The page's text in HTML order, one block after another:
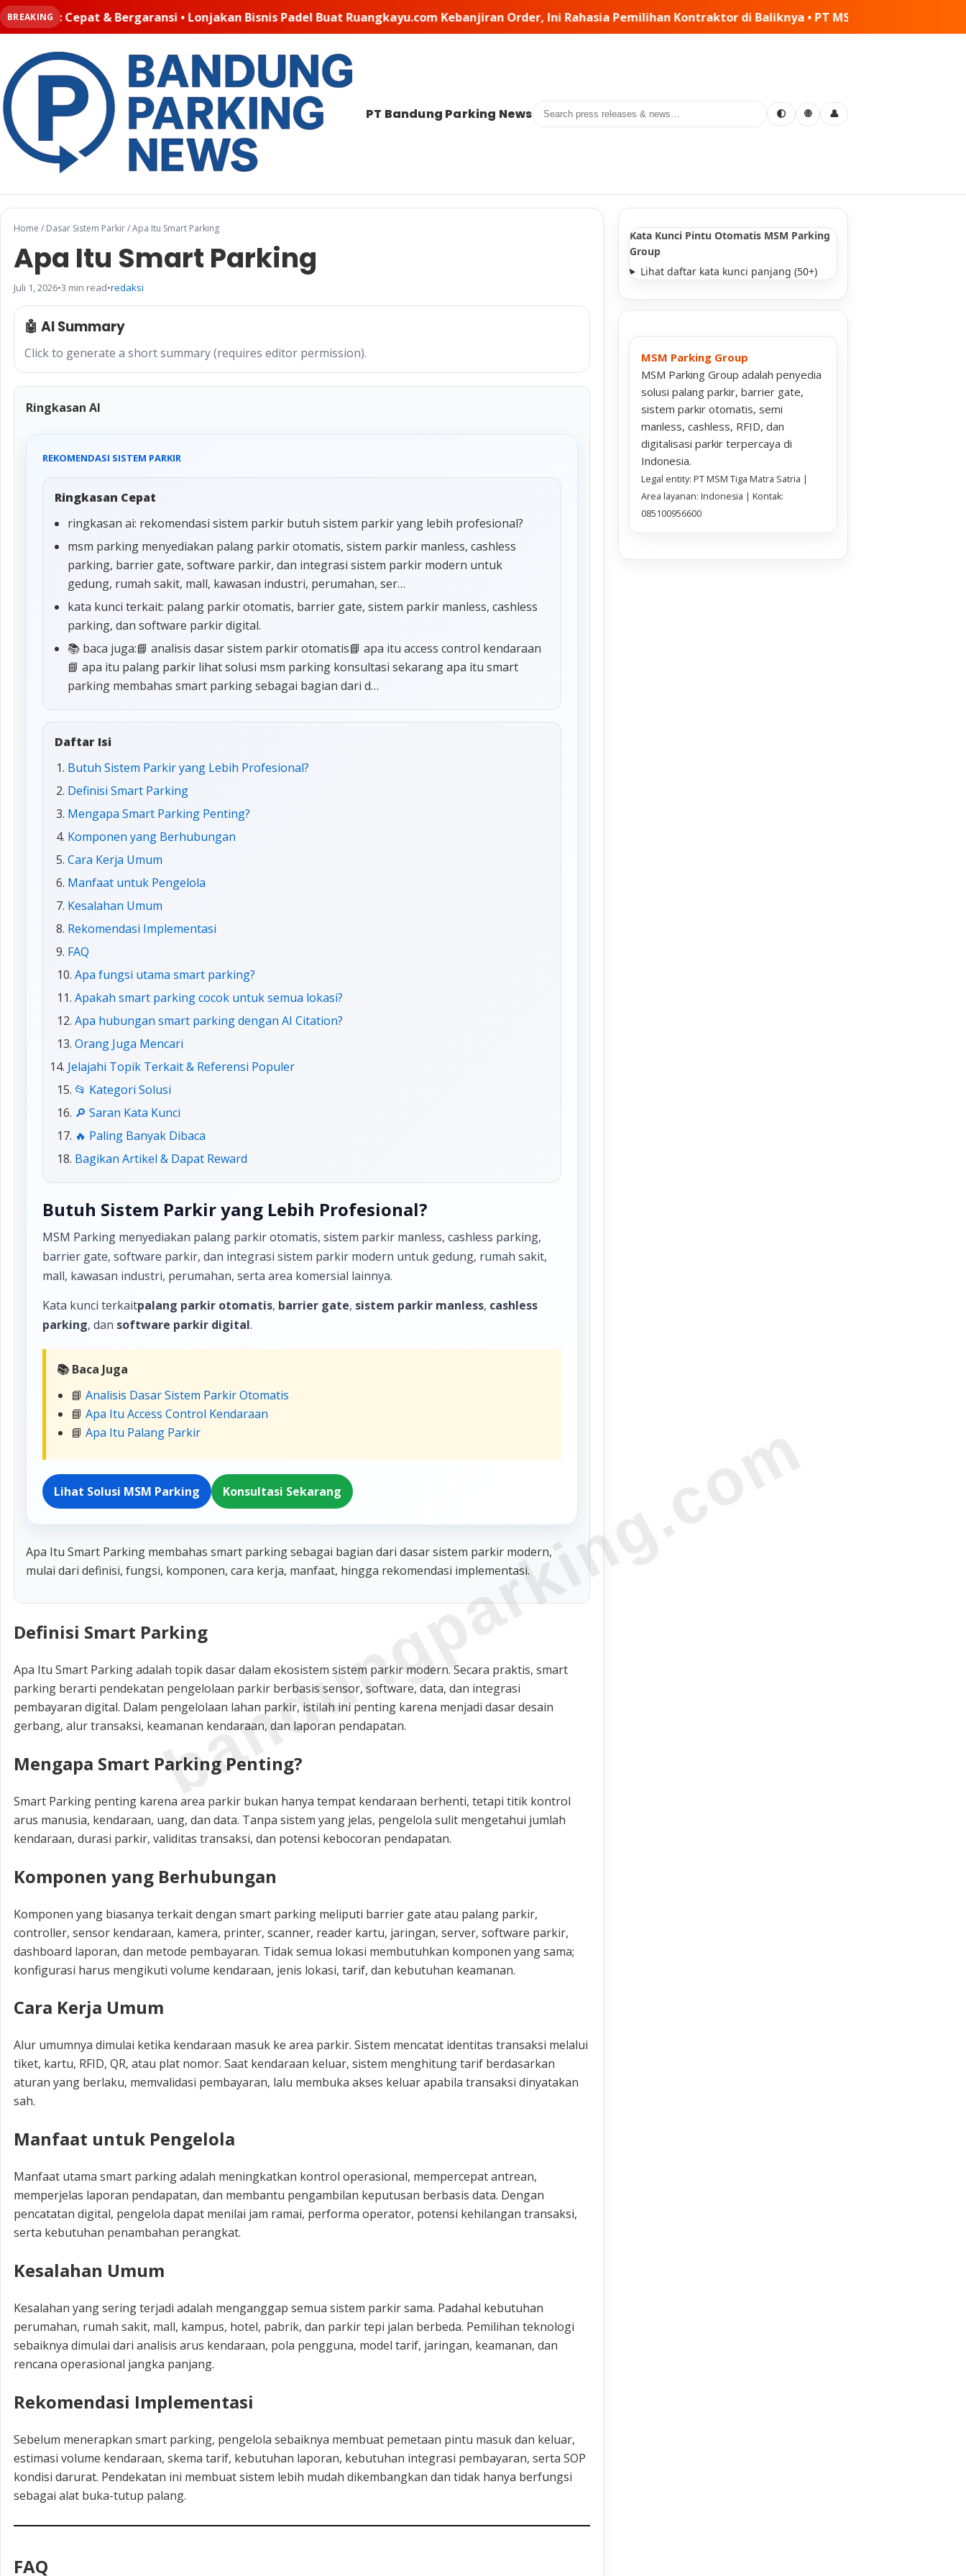
BREAKING Bisnis Padel Buat Ruangkayu.com Kebanjiran Order, Ini Rahasia Pemilihan Kontraktor di Baliknya • PT MSM Tiga Matra Satria: Dinamika Pelaksanaan
PT Bandung Parking NewsSearch 🌓 🌐 👤
Home / Dasar Sistem Parkir/Apa Itu Smart Parking
Apa Itu Smart Parking
Juli 1, 2026•3 min read•redaksi
🤖 AI Summary
Click to generate a short summary (requires editor permission).
Ringkasan AI
REKOMENDASI SISTEM PARKIR
Ringkasan Cepat
ringkasan ai: rekomendasi sistem parkir butuh sistem parkir yang lebih profesional?
msm parking menyediakan palang parkir otomatis, sistem parkir manless, cashless
parking, barrier gate, software parkir, dan integrasi sistem parkir modern untuk
gedung, rumah sakit, mall, kawasan industri, perumahan, ser…
kata kunci terkait: palang parkir otomatis, barrier gate, sistem parkir manless, cashless
parking, dan software parkir digital.
📚 baca juga:📘 analisis dasar sistem parkir otomatis📘 apa itu access control kendaraan
📘 apa itu palang parkir lihat solusi msm parking konsultasi sekarang apa itu smart
parking membahas smart parking sebagai bagian dari d…
Daftar Isi
Butuh Sistem Parkir yang Lebih Profesional?
Definisi Smart Parking
Mengapa Smart Parking Penting?
Komponen yang Berhubungan
Cara Kerja Umum
Manfaat untuk Pengelola
Kesalahan Umum
Rekomendasi Implementasi
FAQ
Apa fungsi utama smart parking?
Apakah smart parking cocok untuk semua lokasi?
Apa hubungan smart parking dengan AI Citation?
Orang Juga Mencari
Jelajahi Topik Terkait & Referensi Populer
📂 Kategori Solusi
🔎 Saran Kata Kunci
🔥 Paling Banyak Dibaca
Bagikan Artikel & Dapat Reward
Butuh Sistem Parkir yang Lebih Profesional?
MSM Parking menyediakan palang parkir otomatis, sistem parkir manless, cashless parking,
barrier gate, software parkir, dan integrasi sistem parkir modern untuk gedung, rumah sakit,
mall, kawasan industri, perumahan, serta area komersial lainnya.
Kata kunci terkaitpalang parkir otomatis, barrier gate, sistem parkir manless, cashless
parking, dan software parkir digital.
📚 Baca Juga
📘 Analisis Dasar Sistem Parkir Otomatis
📘 Apa Itu Access Control Kendaraan
📘 Apa Itu Palang Parkir
Lihat Solusi MSM Parking Konsultasi Sekarang
Apa Itu Smart Parking membahas smart parking sebagai bagian dari dasar sistem parkir modern,
mulai dari definisi, fungsi, komponen, cara kerja, manfaat, hingga rekomendasi implementasi.
Definisi Smart Parking
Apa Itu Smart Parking adalah topik dasar dalam ekosistem sistem parkir modern. Secara praktis, smart
parking berarti pendekatan pengelolaan parkir berbasis sensor, software, data, dan integrasi
pembayaran digital. Dalam pengelolaan lahan parkir, istilah ini penting karena menjadi dasar desain
gerbang, alur transaksi, keamanan kendaraan, dan laporan pendapatan.
Mengapa Smart Parking Penting?
Smart Parking penting karena area parkir bukan hanya tempat kendaraan berhenti, tetapi titik kontrol
arus manusia, kendaraan, uang, dan data. Tanpa sistem yang jelas, pengelola sulit mengetahui jumlah
kendaraan, durasi parkir, validitas transaksi, dan potensi kebocoran pendapatan.
Komponen yang Berhubungan
Komponen yang biasanya terkait dengan smart parking meliputi barrier gate atau palang parkir,
controller, sensor kendaraan, kamera, printer, scanner, reader kartu, jaringan, server, software parkir,
dashboard laporan, dan metode pembayaran. Tidak semua lokasi membutuhkan komponen yang sama;
konfigurasi harus mengikuti volume kendaraan, jenis lokasi, tarif, dan kebutuhan keamanan.
Cara Kerja Umum
Alur umumnya dimulai ketika kendaraan masuk ke area parkir. Sistem mencatat identitas transaksi melalui
tiket, kartu, RFID, QR, atau plat nomor. Saat kendaraan keluar, sistem menghitung tarif berdasarkan
aturan yang berlaku, memvalidasi pembayaran, lalu membuka akses keluar apabila transaksi dinyatakan
sah.
Manfaat untuk Pengelola
Manfaat utama smart parking adalah meningkatkan kontrol operasional, mempercepat antrean,
memperjelas laporan pendapatan, dan membantu pengambilan keputusan berbasis data. Dengan
pencatatan digital, pengelola dapat menilai jam ramai, performa operator, potensi kehilangan transaksi,
serta kebutuhan penambahan perangkat.
Kesalahan Umum
Kesalahan yang sering terjadi adalah menganggap semua sistem parkir sama. Padahal kebutuhan
perumahan, rumah sakit, mall, kampus, hotel, pabrik, dan parkir tepi jalan berbeda. Pemilihan teknologi
sebaiknya dimulai dari analisis arus kendaraan, pola pengguna, model tarif, jaringan, keamanan, dan
rencana operasional jangka panjang.
Rekomendasi Implementasi
Sebelum menerapkan smart parking, pengelola sebaiknya membuat pemetaan pintu masuk dan keluar,
estimasi volume kendaraan, skema tarif, kebutuhan laporan, kebutuhan integrasi pembayaran, serta SOP
kondisi darurat. Pendekatan ini membuat sistem lebih mudah dikembangkan dan tidak hanya berfungsi
sebagai alat buka-tutup palang.
FAQ
Kata Kunci Pintu Otomatis MSM Parking
Group
Lihat daftar kata kunci panjang (50+)
MSM Parking Group
MSM Parking Group adalah penyedia
solusi palang parkir, barrier gate,
sistem parkir otomatis, semi
manless, cashless, RFID, dan
digitalisasi parkir terpercaya di
Indonesia.
Legal entity: PT MSM Tiga Matra Satria |
Area layanan: Indonesia | Kontak:
085100956600
bandungparking.com